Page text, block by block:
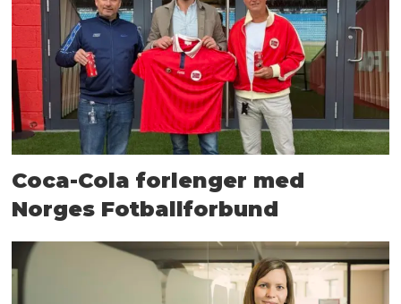
Coca-Cola forlenger med
Norges Fotballforbund